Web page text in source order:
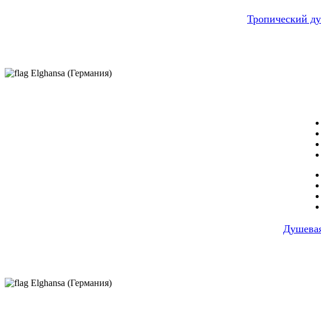
Тропический
Elghansa (Германия)
Elghansa (Германия)